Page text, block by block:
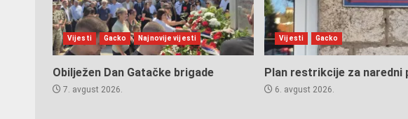
Vijesti Gacko Najnovije vijesti
Obilježen Dan Gatačke brigade
7. avgust 2026.
Vijesti Gacko
Plan restrikcije za naredni
6. avgust 2026.